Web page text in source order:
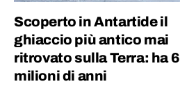
Scoperto in Antartide il
ghiaccio più antico mai
ritrovato sulla Terra: ha 6
milioni di anni